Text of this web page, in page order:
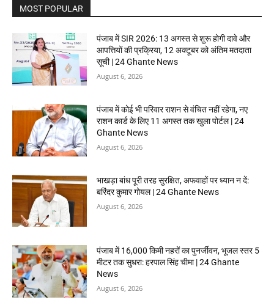
MOST POPULAR
पंजाब में SIR 2026: 13 अगस्त से शुरू होगी दावे और
आपत्तियों की प्रक्रिया, 12 अक्टूबर को अंतिम मतदाता
सूची | 24 Ghante News
August 6, 2026
पंजाब में कोई भी परिवार राशन से वंचित नहीं रहेगा, नए
राशन कार्ड के लिए 11 अगस्त तक खुला पोर्टल | 24
Ghante News
August 6, 2026
भाखड़ा बांध पूरी तरह सुरक्षित, अफवाहों पर ध्यान न दें:
बरिंदर कुमार गोयल | 24 Ghante News
August 6, 2026
पंजाब में 16,000 किमी नहरों का पुनर्जीवन, भूजल स्तर 5
मीटर तक सुधरा: हरपाल सिंह चीमा | 24 Ghante
News
August 6, 2026